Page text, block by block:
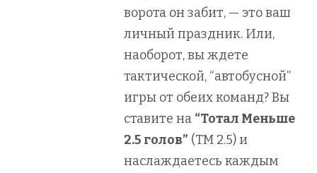
ворота он забит, — это ваш
личный праздник. Или,
наоборот, вы ждете
тактической, “автобусной”
игры от обеих команд? Вы
ставите на “Тотал Меньше
2.5 голов” (ТМ 2.5) и
наслаждаетесь каждым